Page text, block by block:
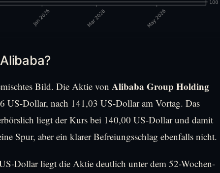
Bild. Die Aktie von Alibaba Group Holding
US-Dollar, nach 141,03 US-Dollar am Vortag. Das
liegt der Kurs bei 140,00 US-Dollar und damit
Spur, aber ein klarer Befreiungsschlag ebenfalls nicht.
Dollar liegt die Aktie deutlich unter dem 52-Wochen-